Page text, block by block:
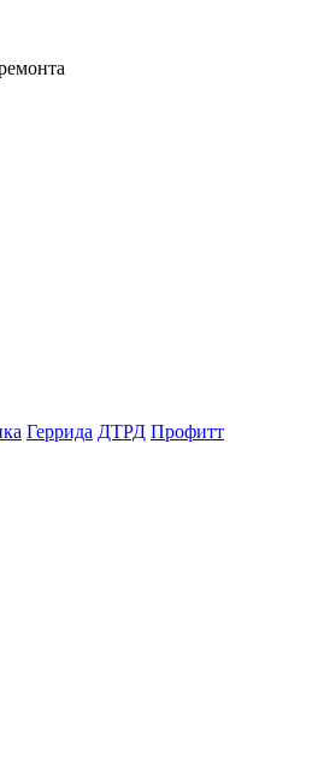
Геррида ДТРД Профитт